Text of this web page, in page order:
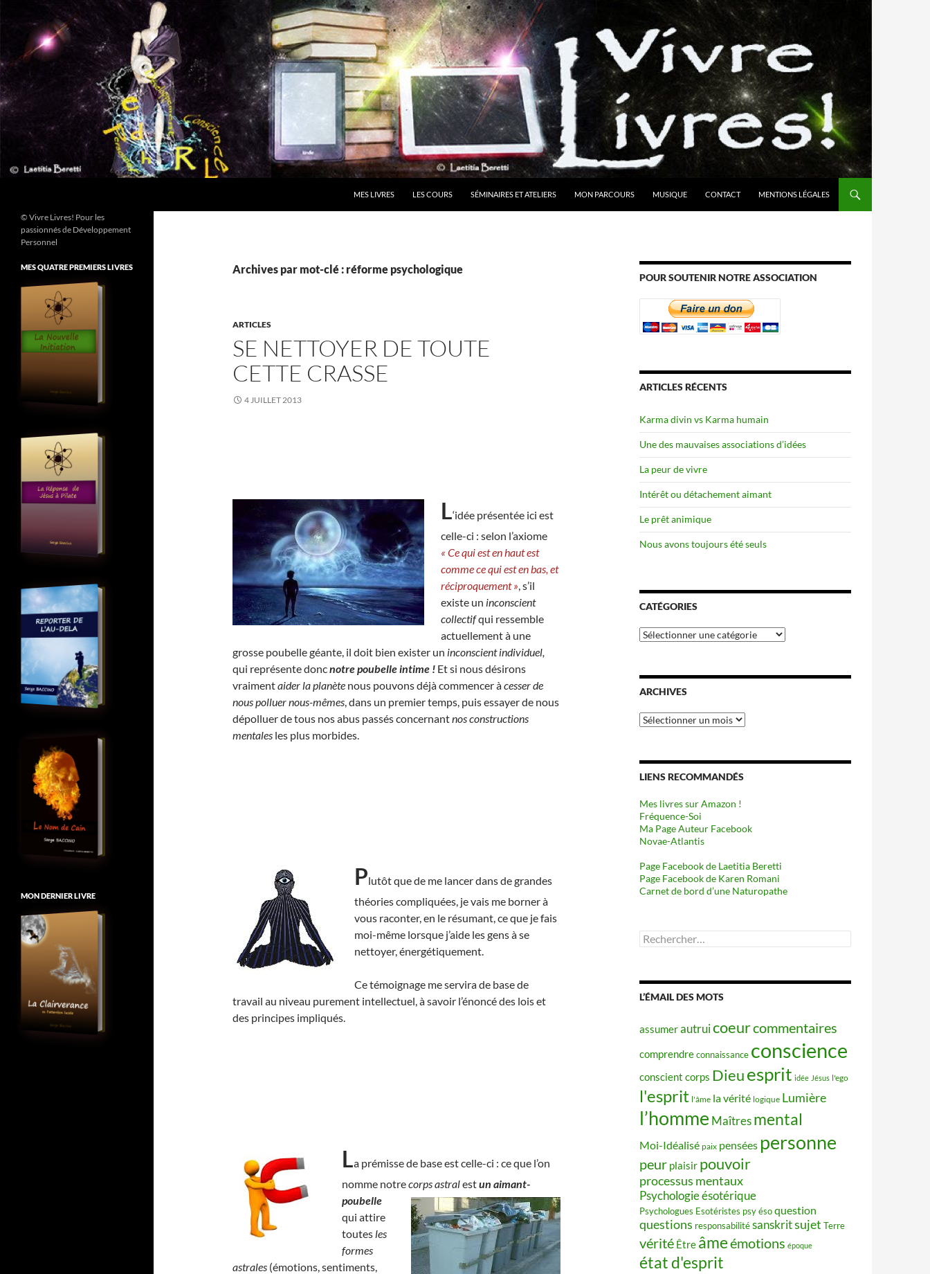
contenu
MES LIVRES LES COURS SÉMINAIRES ET ATELIERS MON PARCOURS MUSIQUE CONTACT MENTIONS LÉGALES
Archives par mot-clé : réforme psychologique
ARTICLES
SE NETTOYER DE TOUTE
CETTE CRASSE
4 JUILLET 2013
L‘idée présentée ici est
celle-ci : selon l’axiome
« Ce qui est en haut est
comme ce qui est en bas, et
réciproquement », s’il
existe un inconscient
collectifqui ressemble
actuellement à une
grosse poubelle géante, il doit bien exister un inconscient individuel,
qui représente doncnotre poubelle intime ! Et si nous désirons
vraimentaider la planète nous pouvons déjà commencer àcesser de
nous polluer nous-mêmes, dans un premier temps, puis essayer de nous
dépolluer de tous nos abus passés concernantnos constructions
mentales les plus morbides.
Plutôt que de me lancer dans de grandes
théories compliquées, je vais me borner à
vous raconter, en le résumant, ce que je fais
moi-même lorsque j’aide les gens à se
nettoyer, énergétiquement.
Ce témoignage me servira de base de
travail au niveau purement intellectuel, à savoir l’énoncé des lois et
des principes impliqués.
La prémisse de base est celle-ci : ce que l’on
nomme notrecorps astralestun aimant-
poubelle
qui attire
toutes les
formes
astrales (émotions, sentiments,
POUR SOUTENIR NOTRE ASSOCIATION
ARTICLES RÉCENTS
Karma divin vs Karma humain
Une des mauvaises associations d’idées
La peur de vivre
Intérêt ou détachement aimant
Le prêt animique
Nous avons toujours été seuls
CATÉGORIES
Catégories
ARCHIVES
Archives
LIENS RECOMMANDÉS
Mes livres sur Amazon !
Fréquence-Soi
Ma Page Auteur Facebook
Novae-Atlantis
Page Facebook de Laetitia Beretti
Page Facebook de Karen Romani
Carnet de bord d’une Naturopathe
Rechercher :
L’ÉMAIL DES MOTS
assumerautruicoeurcommentaires
comprendreconnaissance conscience
conscient corps Dieuesprit idée Jésus l'ego
l'esprit l'âme la vérité logique Lumière
l’homme Maîtres mental
Moi-Idéalisé paix pensées personne
peur plaisir pouvoir
processus mentaux
Psychologie ésotérique
Psychologues Esotéristes psy ésoquestion
questions responsabilitésanskritsujet Terre
vérité Être âmeémotions époque
état d'esprit
© Vivre Livres! Pour les
passionnés de Développement
Personnel
MES QUATRE PREMIERS LIVRES
MON DERNIER LIVRE